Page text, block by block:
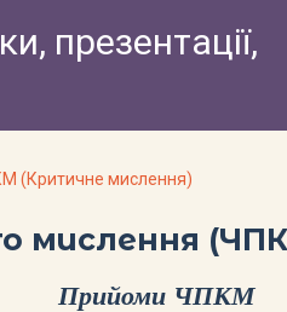
презентації,
(Критичне мислення)
мислення
Прийоми ЧПКМ